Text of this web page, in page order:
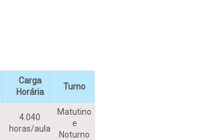
Carga
Horária
Turno
4.040
horas/aula
Matutino
e
Noturno